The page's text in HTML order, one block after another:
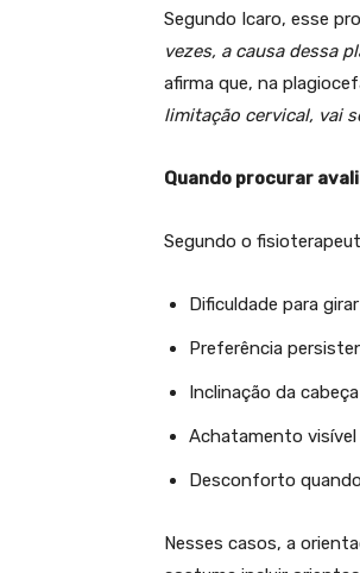
Segundo Icaro, esse
vezes, a causa dessa
afirma que, na
limitação cervical, vai
Quando procurar
Segundo o
Dificuldade para
Preferência
Inclinação da cabeça
Achatamento visível
Desconforto
Nesses casos, a